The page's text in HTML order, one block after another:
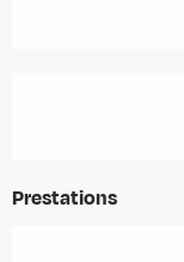
Prestations